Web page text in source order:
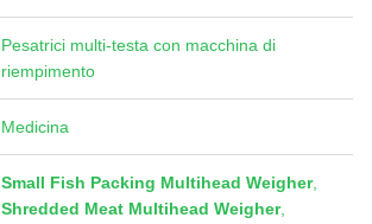
Pesatrici multi-testa con macchina di
riempimento
Medicina
Small Fish Packing Multihead Weigher,
Shredded Meat Multihead Weigher,